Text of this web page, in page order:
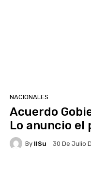
NACIONALES
Acuerdo
Lo anuncio el
By IlSu 30 De Julio